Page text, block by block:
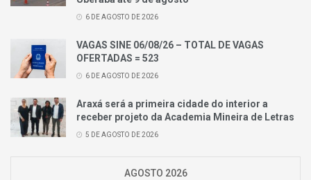
6 DE AGOSTO DE 2026
VAGAS SINE 06/08/26 – TOTAL DE VAGAS
OFERTADAS = 523
6 DE AGOSTO DE 2026
Araxá será a primeira cidade do interior a
receber projeto da Academia Mineira de Letras
5 DE AGOSTO DE 2026
AGOSTO 2026